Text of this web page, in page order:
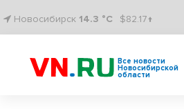
Новосибирск 14.3 °C $82.17↑
Все новости
Новосибирской
области